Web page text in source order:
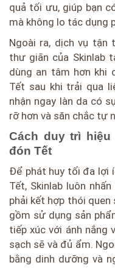
quả tối ưu, giúp bạn
mà không lo tác dụng
Ngoài ra, dịch vụ tận
thư giãn của Skinlab
dùng an tâm hơn khi
Tết sau khi trải qua
nhận ngay làn da có
rỡ hơn và săn chắc tự
Cách duy trì
đón Tết
Để phát huy tối đa lợi
Tết, Skinlab luôn
phải kết hợp thói quen
gồm sử dụng sản
tiếp xúc với ánh nắng
sạch sẽ và đủ ẩm.
bằng dinh dưỡng và